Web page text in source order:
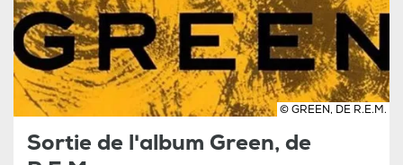
© GREEN, DE R.E.M.
Sortie de l'album Green, de